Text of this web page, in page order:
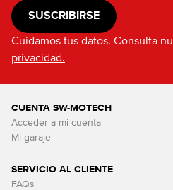
SUSCRIBIRSE
Cuidamos tus datos. Consulta
privacidad.
CUENTA SW-MOTECH
Acceder a mi cuenta
Mi garaje
SERVICIO AL CLIENTE
FAQs